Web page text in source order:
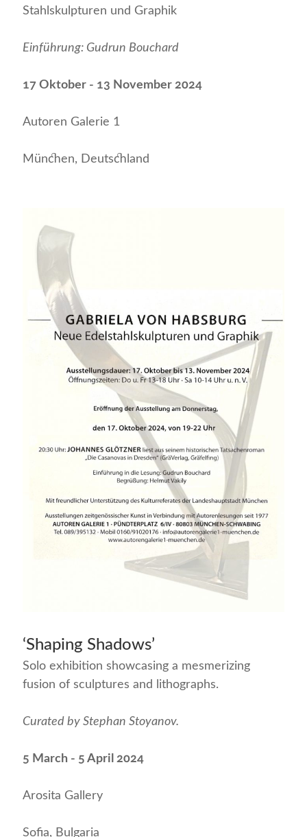
Stahlskulpturen und Graphik
Einführung: Gudrun Bouchard
17 Oktober - 13 November 2024
Autoren Galerie 1
München, Deutschland
‘Shaping Shadows’
Solo exhibition showcasing a mesmerizing
fusion of sculptures and lithographs.
Curated by Stephan Stoyanov.
5 March - 5 April 2024
Arosita Gallery
Sofia, Bulgaria